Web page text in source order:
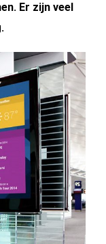
Er zijn veel